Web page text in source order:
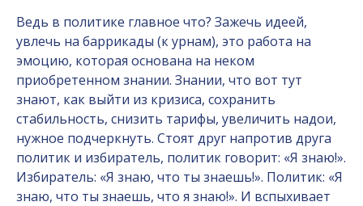
Ведь в политике главное что? Зажечь идеей,
увлечь на баррикады (к урнам), это работа на
эмоцию, которая основана на неком
приобретенном знании. Знании, что вот тут
знают, как выйти из кризиса, сохранить
стабильность, снизить тарифы, увеличить надои,
нужное подчеркнуть. Стоят друг напротив друга
политик и избиратель, политик говорит: «Я знаю!».
Избиратель: «Я знаю, что ты знаешь!». Политик: «Я
знаю, что ты знаешь, что я знаю!». И вспыхивает